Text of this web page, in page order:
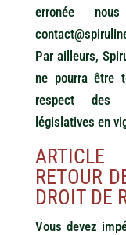
erronée
Par ailleurs,
ne pourra être
respect des
législatives en
ARTICLE
RETOUR
DROIT DE
Vous devez